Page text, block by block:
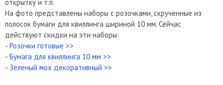
открытку и т.п.
На фото представлены наборы с розочками, скрученные из
полосок бумаги для квиллинга шириной 10 мм. Сейчас
действуют скидки на эти наборы:
- Розочки готовые >>
- Бумага для квиллинга 10 мм >>
- Зеленый мох декоративный >>